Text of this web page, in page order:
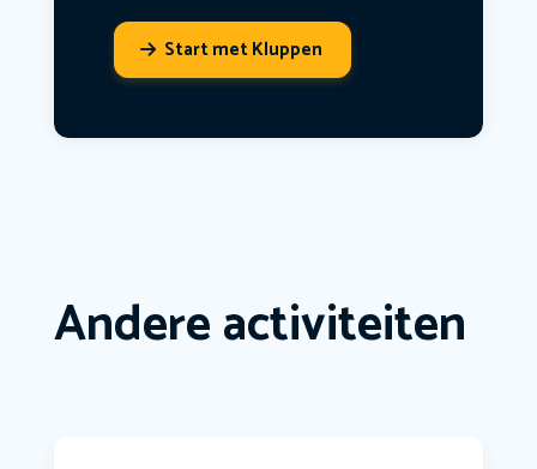
Start met Kluppen
Andere activiteiten